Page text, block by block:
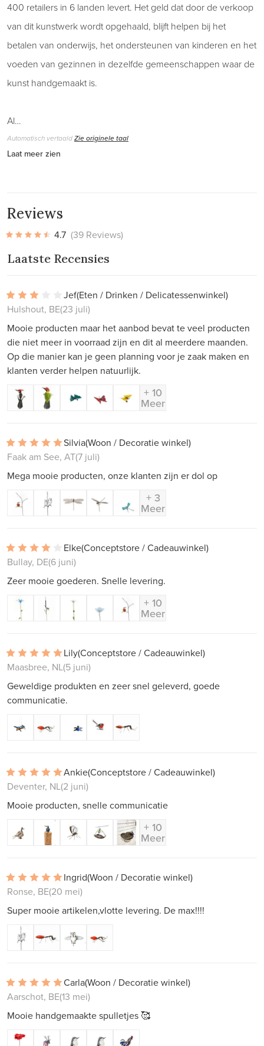
400 retailers in 6 landen levert. Het geld dat door de verkoop
van dit kunstwerk wordt opgehaald, blijft helpen bij het
betalen van onderwijs, het ondersteunen van kinderen en het
voeden van gezinnen in dezelfde gemeenschappen waar de
kunst handgemaakt is.
Al…
Automatisch vertaaldZie originele taal
Laat meer zien
Reviews
4.7 (39 Reviews)
Laatste Recensies
Jef(Eten / Drinken / Delicatessenwinkel)
Hulshout, BE(23 juli)
Mooie producten maar het aanbod bevat te veel producten
die niet meer in voorraad zijn en dit al meerdere maanden.
Op die manier kan je geen planning voor je zaak maken en
klanten verder helpen natuurlijk.
+ 10
Meer
Silvia(Woon / Decoratie winkel)
Faak am See, AT(7 juli)
Mega mooie producten, onze klanten zijn er dol op
+ 3
Meer
Elke(Conceptstore / Cadeauwinkel)
Bullay, DE(6 juni)
Zeer mooie goederen. Snelle levering.
+ 10
Meer
Lily(Conceptstore / Cadeauwinkel)
Maasbree, NL(5 juni)
Geweldige produkten en zeer snel geleverd, goede
communicatie.
Ankie(Conceptstore / Cadeauwinkel)
Deventer, NL(2 juni)
Mooie producten, snelle communicatie
+ 10
Meer
Ingrid(Woon / Decoratie winkel)
Ronse, BE(20 mei)
Super mooie artikelen,vlotte levering. De max!!!!
Carla(Woon / Decoratie winkel)
Aarschot, BE(13 mei)
Mooie handgemaakte spulletjes 🥰